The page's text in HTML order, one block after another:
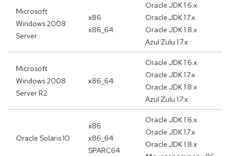
Microsoft
Windows 2008
Server
x86
x86_64
Oracle JDK 1.6.x
Oracle JDK 1.7.x
Oracle JDK 1.8.x
Azul Zulu 1.7.x
Microsoft
Windows 2008
Server R2
x86_64
Oracle JDK 1.6.x
Oracle JDK 1.7.x
Oracle JDK 1.8.x
Azul Zulu 1.7.x
Oracle Solaris 10
x86
x86_64
SPARC64
Oracle JDK 1.6.x
Oracle JDK 1.7.x
Oracle JDK 1.8.x